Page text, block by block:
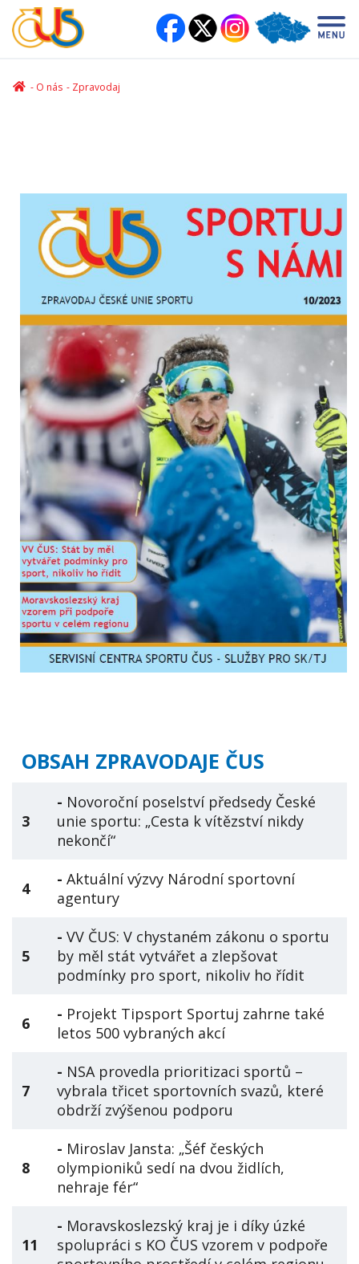
O nás Zpravodaj
OBSAH ZPRAVODAJE ČUS
3
- Novoroční poselství předsedy České
unie sportu: „Cesta k vítězství nikdy
nekončí“
4 - Aktuální výzvy Národní sportovní
agentury
5
- VV ČUS: V chystaném zákonu o sportu
by měl stát vytvářet a zlepšovat
podmínky pro sport, nikoliv ho řídit
6 - Projekt Tipsport Sportuj zahrne také
letos 500 vybraných akcí
7
- NSA provedla prioritizaci sportů –
vybrala třicet sportovních svazů, které
obdrží zvýšenou podporu
8
- Miroslav Jansta: „Šéf českých
olympioniků sedí na dvou židlích,
nehraje fér“
11
- Moravskoslezský kraj je i díky úzké
spolupráci s KO ČUS vzorem v podpoře